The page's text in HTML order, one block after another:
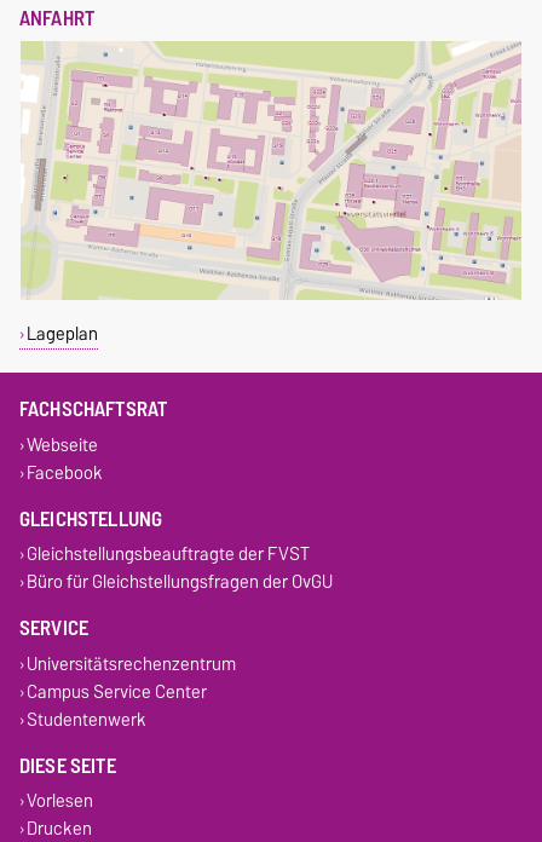
ANFAHRT
Lageplan
FACHSCHAFTSRAT
Webseite
Facebook
GLEICHSTELLUNG
Gleichstellungsbeauftragte der FVST
Büro für Gleichstellungsfragen der OvGU
SERVICE
Universitätsrechenzentrum
Campus Service Center
Studentenwerk
DIESE SEITE
Vorlesen
Drucken